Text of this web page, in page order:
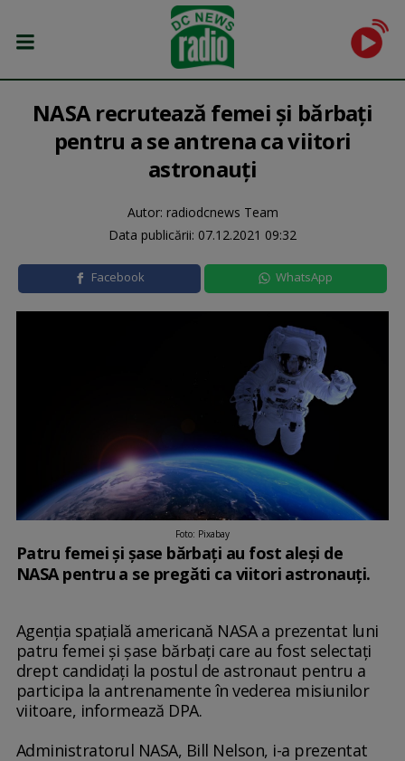
NASA recrutează femei şi bărbaţi
pentru a se antrena ca viitori
astronauţi
Autor: radiodcnews Team
Data publicării: 07.12.2021 09:32
Facebook WhatsApp
Foto: Pixabay
Patru femei și șase bărbați au fost aleși de
NASA pentru a se pregăti ca viitori astronauți.
Agenţia spaţială americană NASA a prezentat luni
patru femei şi şase bărbaţi care au fost selectaţi
drept candidaţi la postul de astronaut pentru a
participa la antrenamente în vederea misiunilor
viitoare, informează DPA.
Administratorul NASA, Bill Nelson, i-a prezentat